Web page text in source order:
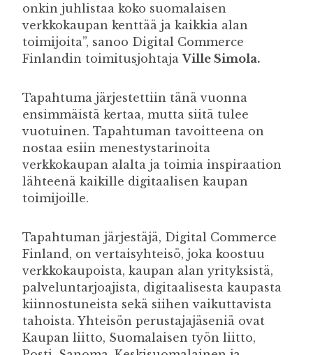
onkin juhlistaa koko suomalaisen
verkkokaupan kenttää ja kaikkia alan
toimijoita”, sanoo Digital Commerce
Finlandin toimitusjohtajaVille Simola.
Tapahtuma järjestettiin tänä vuonna
ensimmäistä kertaa, mutta siitä tulee
vuotuinen. Tapahtuman tavoitteena on
nostaa esiin menestystarinoita
verkkokaupan alalta ja toimia inspiraation
lähteenä kaikille digitaalisen kaupan
toimijoille.
Tapahtuman järjestäjä, Digital Commerce
Finland, on vertaisyhteisö, joka koostuu
verkkokaupoista, kaupan alan yrityksistä,
palveluntarjoajista, digitaalisesta kaupasta
kiinnostuneista sekä siihen vaikuttavista
tahoista. Yhteisön perustajajäseniä ovat
Kaupan liitto, Suomalaisen työn liitto,